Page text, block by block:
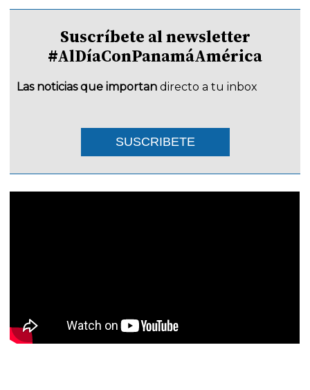
Suscríbete al newsletter
#AlDíaConPanamáAmérica
Las noticias que importan directo a tu inbox
SUSCRIBETE